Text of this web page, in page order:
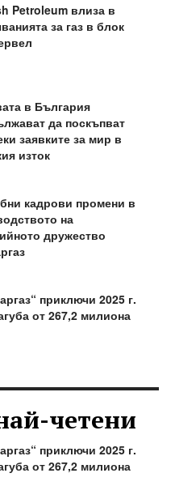
Petroleum влиза в
за газ в блок
в България
да поскъпват
заявките за мир в
изток
кадрови промени в
на
дружество
приключи 2025 г.
от 267,2 милиона
четени
приключи 2025 г.
от 267,2 милиона